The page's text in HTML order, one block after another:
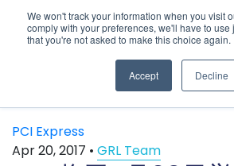
We won't track your information when you visit
comply with your preferences, we'll have to use
that you're not asked to make this choice again.
Accept Decline
SHARE
PCI Express
Apr 20, 2017 • GRL Team